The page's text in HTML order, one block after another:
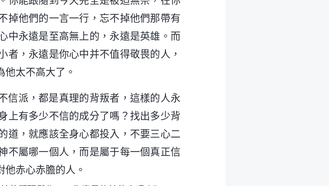
掉他們的一言一行，忘不掉他們那帶有
中永遠是至高無上的，永遠是英雄。而
者，永遠是你心中并不值得敬畏的人，
他太不高大了。
信派，都是真理的背叛者，這樣的人永
上有多少不信的成分了嗎？找出多少背
道，就應該全身心都投入，不要三心二
不屬哪一個人，而是屬于每一個真正信
赤心赤膽的人。